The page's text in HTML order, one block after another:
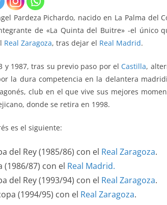
Pardeza Pichardo, nacido en La Palma del
de «La Quinta del Buitre» -el único
Real Zaragoza, tras dejar el Real Madrid.
y 1987, tras su previo paso por el Castilla,
la dura competencia en la delantera
club en el que vive sus mejores
donde se retira en 1998.
es el siguiente:
del Rey (1985/86) con el Real Zaragoza.
(1986/87) con el Real Madrid.
del Rey (1993/94) con el Real Zaragoza.
(1994/95) con el Real Zaragoza.